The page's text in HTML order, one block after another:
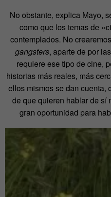
No obstante, explica Mayo,
como que los temas de
contemplados. No
gangsters, aparte de por
requiere ese tipo de cine,
historias más reales, más
ellos mismos se dan cuenta,
de que quieren hablar de sí
gran oportunidad para